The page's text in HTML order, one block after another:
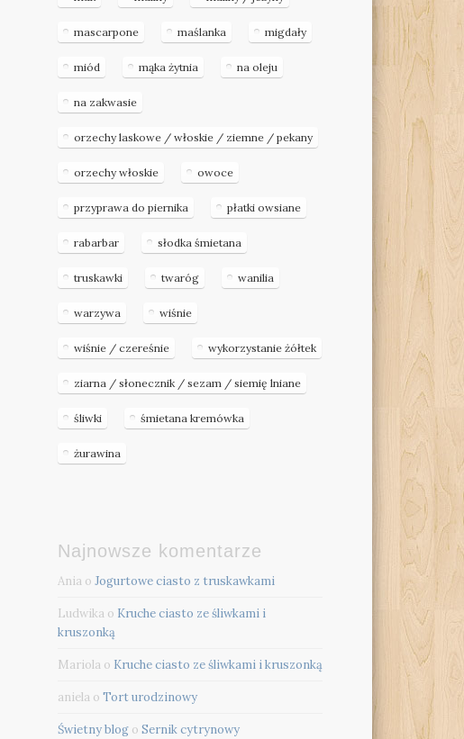
mascarpone maślanka migdały
miód mąka żytnia na oleju
na zakwasie
orzechy laskowe / włoskie / ziemne / pekany
orzechy włoskie owoce
przyprawa do piernika płatki owsiane
rabarbar słodka śmietana
truskawki twaróg wanilia
warzywa wiśnie
wiśnie / czereśnie wykorzystanie żółtek
ziarna / słonecznik / sezam / siemię lniane
śliwki śmietana kremówka
żurawina
Najnowsze komentarze
Ania oJogurtowe ciasto z truskawkami
Ludwika o Kruche ciasto ze śliwkami i
kruszonką
Mariola o Kruche ciasto ze śliwkami i kruszonką
aniela oTort urodzinowy
Świetny blog oSernik cytrynowy